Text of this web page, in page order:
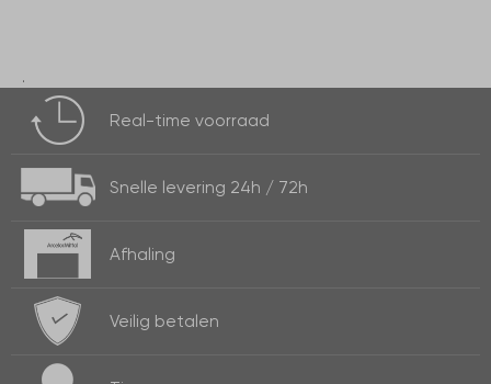
.
Real-time voorraad
Snelle levering 24h / 72h
Afhaling
Veilig betalen